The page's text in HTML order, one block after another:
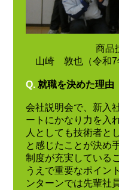
商
山崎 敦也（令和7
Q. 就職を決めた理由
会社説明会で、新入
ートにかなり力を入
人としても技術者と
と感じたことが決め
制度が充実している
うえで重要なポイン
ンターンでは先輩社